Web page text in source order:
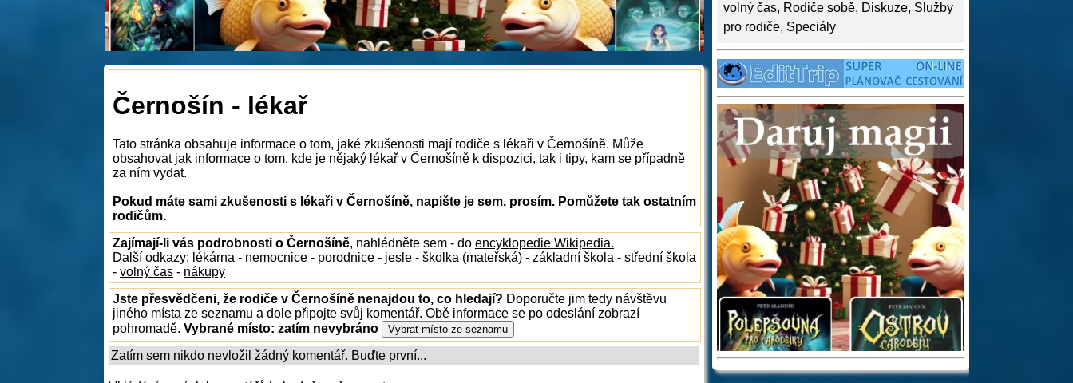
volný čas, Rodiče sobě, Diskuze, Služby
pro rodiče, Speciály
Černošín - lékař
Tato stránka obsahuje informace o tom, jaké zkušenosti mají rodiče s lékaři v Černošíně. Může
obsahovat jak informace o tom, kde je nějaký lékař v Černošíně k dispozici, tak i tipy, kam se případně
za ním vydat.
Pokud máte sami zkušenosti s lékaři v Černošíně, napište je sem, prosím. Pomůžete tak ostatním
rodičům.
Zajímají-li vás podrobnosti o Černošíně, nahlédněte sem - do encyklopedie Wikipedia.
Další odkazy: lékárna - nemocnice - porodnice - jesle - školka (mateřská) - základní škola - střední škola
- volný čas - nákupy
Jste přesvědčeni, že rodiče v Černošíně nenajdou to, co hledají? Doporučte jim tedy návštěvu
jiného místa ze seznamu a dole připojte svůj komentář. Obě informace se po odeslání zobrazí
pohromadě. Vybrané místo: zatím nevybráno
Zatím sem nikdo nevložil žádný komentář. Buďte první...